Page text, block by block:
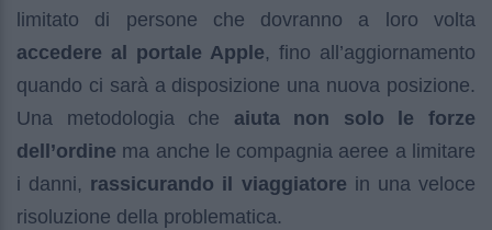
limitato di persone che dovranno a loro volta
accedere al portale Apple, fino all’aggiornamento
quando ci sarà a disposizione una nuova posizione.
Una metodologia che aiuta non solo le forze
dell’ordine ma anche le compagnia aeree a limitare
i danni, rassicurando il viaggiatore in una veloce
risoluzione della problematica.